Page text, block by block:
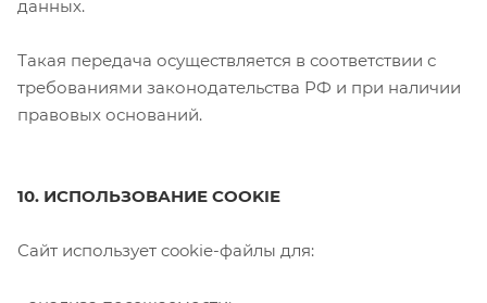
данных.
Такая передача осуществляется в соответствии с
требованиями законодательства РФ и при наличии
правовых оснований.
10. ИСПОЛЬЗОВАНИЕ COOKIE
Сайт использует cookie-файлы для: